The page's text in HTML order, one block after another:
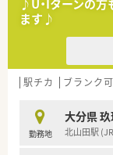
■変化に対し
【職場環境
■調剤過誤
して業務に
りに積極的
■店舗間で
も相談しや
♪U・Iターンの
ます♪
駅チカ ブランク可
勤務地
大分県
北山田駅